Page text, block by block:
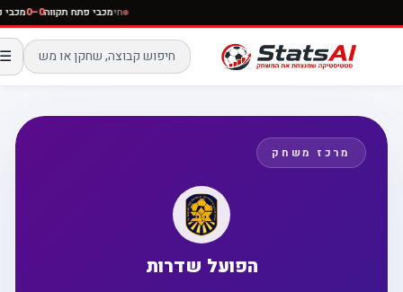
חימכבי פתח תקווה0–0
☰
מרכז משחק
הפועל שדרות